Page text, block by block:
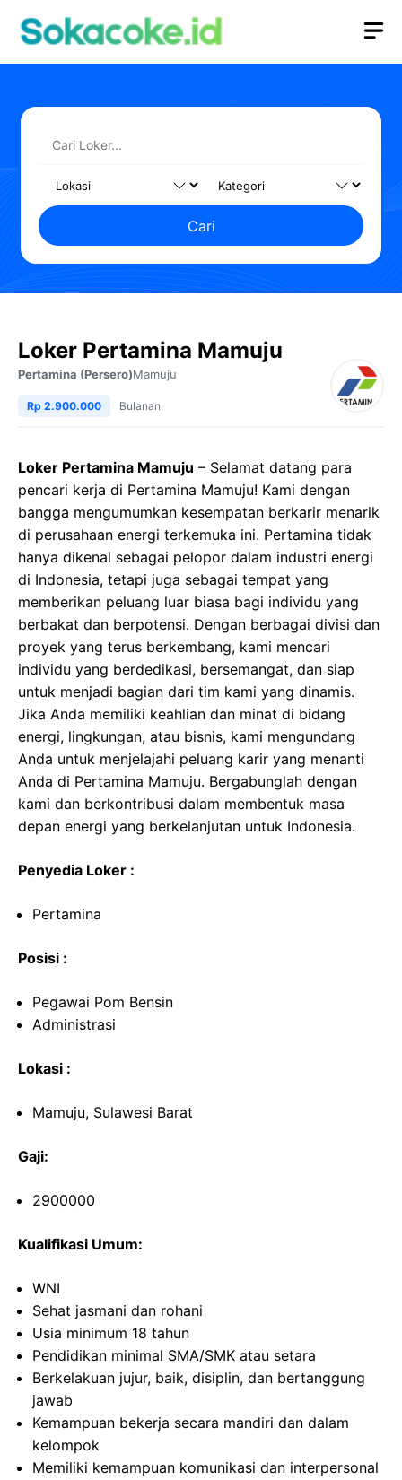
Cari
Loker Pertamina Mamuju
Pertamina (Persero)Mamuju
Rp 2.900.000 Bulanan
Loker Pertamina Mamuju – Selamat datang para
pencari kerja di Pertamina Mamuju! Kami dengan
bangga mengumumkan kesempatan berkarir menarik
di perusahaan energi terkemuka ini. Pertamina tidak
hanya dikenal sebagai pelopor dalam industri energi
di Indonesia, tetapi juga sebagai tempat yang
memberikan peluang luar biasa bagi individu yang
berbakat dan berpotensi. Dengan berbagai divisi dan
proyek yang terus berkembang, kami mencari
individu yang berdedikasi, bersemangat, dan siap
untuk menjadi bagian dari tim kami yang dinamis.
Jika Anda memiliki keahlian dan minat di bidang
energi, lingkungan, atau bisnis, kami mengundang
Anda untuk menjelajahi peluang karir yang menanti
Anda di Pertamina Mamuju. Bergabunglah dengan
kami dan berkontribusi dalam membentuk masa
depan energi yang berkelanjutan untuk Indonesia.
Penyedia Loker :
Pertamina
Posisi :
Pegawai Pom Bensin
Administrasi
Lokasi :
Mamuju, Sulawesi Barat
Gaji:
2900000
Kualifikasi Umum:
WNI
Sehat jasmani dan rohani
Usia minimum 18 tahun
Pendidikan minimal SMA/SMK atau setara
Berkelakuan jujur, baik, disiplin, dan bertanggung
jawab
Kemampuan bekerja secara mandiri dan dalam
kelompok
Memiliki kemampuan komunikasi dan interpersonal